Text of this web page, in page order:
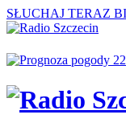
SŁUCHAJ TERAZ
22